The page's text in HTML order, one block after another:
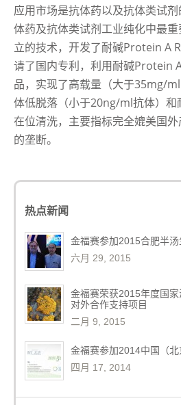
应用市场是抗体药以及抗体类试
体药及抗体类试剂工业纯化中最
立的技术，开发了耐碱Protein A
请了国内专利，利用耐碱Protein
品，实现了高载量（大于35mg/
体低脱落（小于20ng/ml抗体）和
在位清洗，主要指标完全媲美国
的垄断。
热点新闻
金福赛参加2015合肥半
六月 29, 2015
金福赛荣获2015年度国
对外合作支持项目
二月 9, 2015
金福赛参加2014中国（
四月 17, 2014